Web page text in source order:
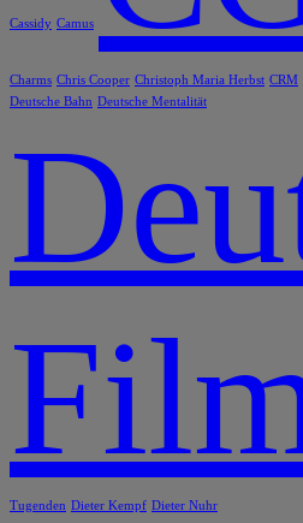
Cassidy Camus
Charms Chris Cooper Christoph Maria Herbst CRM
Deutsche Bahn Deutsche Mentalität
Tugenden Dieter Kempf Dieter Nuhr